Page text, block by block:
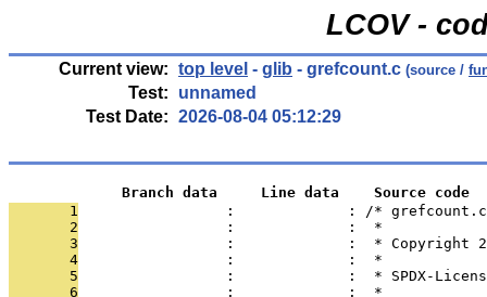
LCOV -
Current view: top level - glib - grefcount.c (source /
Test:
unnamed
Test Date: 2026-08-04 05:12:29
             Branch data     Line data    Source code
       1
:             : /*
       2
                 :             :  *
       3
:             :  * Copyright
       4
                 :             :  *
       5
:             :  * SPDX-
       6
                 :             :  *